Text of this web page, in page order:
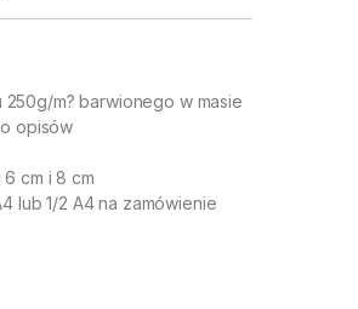
m? barwionego w masie
opisów
cm i 8 cm
lub 1/2 A4 na zamówienie